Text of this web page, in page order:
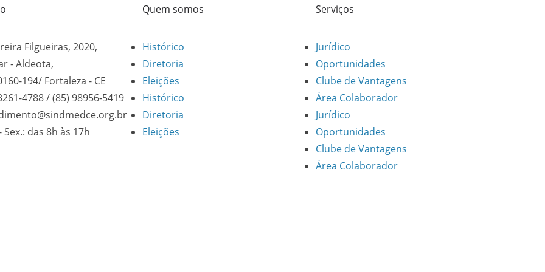
Filgueiras, 2020,
- Aldeota,
194/ Fortaleza - CE
4788 / (85) 98956-5419
Sex.: das 8h às 17h
Quem somos
Histórico
Diretoria
Eleições
Histórico
Diretoria
Eleições
Serviços
Jurídico
Oportunidades
Clube de Vantagens
Área Colaborador
Jurídico
Oportunidades
Clube de Vantagens
Área Colaborador